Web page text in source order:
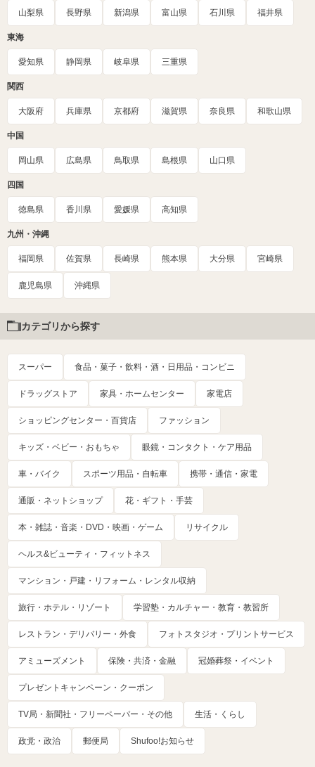
山梨県 長野県 新潟県 富山県 石川県 福井県
東海
愛知県 静岡県 岐阜県 三重県
関西
大阪府 兵庫県 京都府 滋賀県 奈良県 和歌山県
中国
岡山県 広島県 鳥取県 島根県 山口県
四国
徳島県 香川県 愛媛県 高知県
九州・沖縄
福岡県 佐賀県 長崎県 熊本県 大分県 宮崎県
鹿児島県 沖縄県
カテゴリから探す
スーパー 食品・菓子・飲料・酒・日用品・コンビニ
ドラッグストア 家具・ホームセンター 家電店
ショッピングセンター・百貨店 ファッション
キッズ・ベビー・おもちゃ 眼鏡・コンタクト・ケア用品
車・バイク スポーツ用品・自転車 携帯・通信・家電
通販・ネットショップ 花・ギフト・手芸
本・雑誌・音楽・DVD・映画・ゲーム リサイクル
ヘルス&ビューティ・フィットネス
マンション・戸建・リフォーム・レンタル収納
旅行・ホテル・リゾート 学習塾・カルチャー・教育・教習所
レストラン・デリバリー・外食 フォトスタジオ・プリントサービス
アミューズメント 保険・共済・金融 冠婚葬祭・イベント
プレゼントキャンペーン・クーポン
TV局・新聞社・フリーペーパー・その他 生活・くらし
政党・政治 郵便局 Shufoo!お知らせ